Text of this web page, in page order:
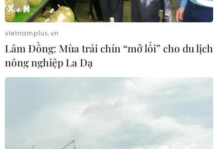
vietnamplus.vn
Lâm Đồng: Mùa trái chín “mở lối” cho du lịch
nông nghiệp La Dạ